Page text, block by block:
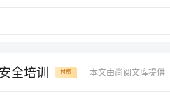
全培训 付费 本文由尚阅文库提供